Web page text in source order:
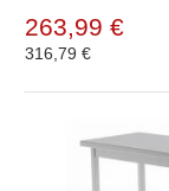
263,99 €
316,79 €